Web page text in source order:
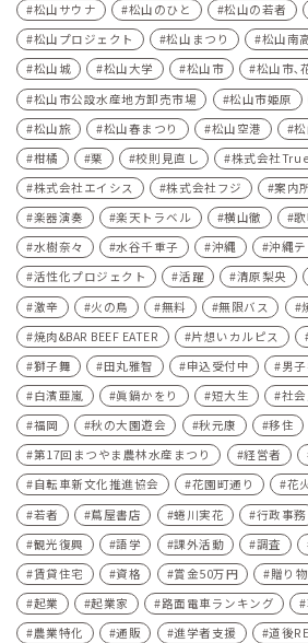
松山サウナ
松山のひと 松山の若者
松山プロジェクト
松山まつり 松山南
松山城
松山大学 松山市
松山市､
松山市公設水産地方卸売市場
松山市姫原
松山旅
松山春まつり 松山空港
柑橘
栗 校則見直し
株式会社
株式会社エイシス
株式会社フジ 案内
楽器演奏
楽天トラベル 横山徹
水樹奈々
水谷千重子 沖縄 沖縄
活性化プロジェクト
活躍 清原梨央
激辛
火の鳥 無料 無限バス
焼肉&BAR BEEF EATER
片想いカルピス
獅子舞
田丸雅智 申込受付中 男
白濱亜嵐
眞鍋かをり 短大生 社会
福岡
秋の大園遊会 秋元康 移住
第17回まつやま農林水産まつり
経営者
自転車新文化推進協会
花園町通り 花
若者
蔦屋書店 蜷川実花 行政事務
観光復興
語学 課外活動 調査
賃貸住宅
資格 賞金50万円 贈り物
起業
起業家 路面電車ランキング
農業特化
通販 進学者支援
道後